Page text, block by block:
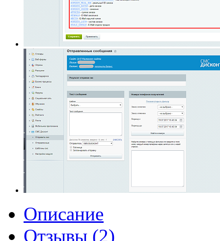
Описание
Отзывы (2)